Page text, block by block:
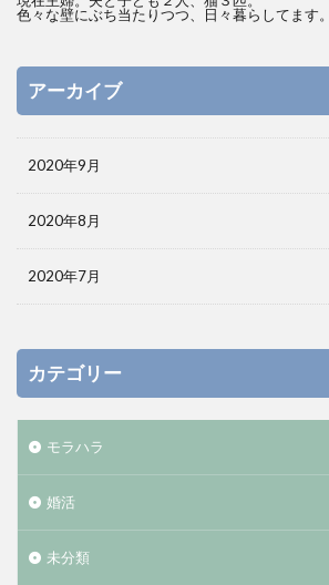
色々な壁にぶち当たりつつ、日々暮らしてます。
アーカイブ
2020年9月
2020年8月
2020年7月
カテゴリー
モラハラ
婚活
未分類